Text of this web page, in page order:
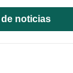
noticias